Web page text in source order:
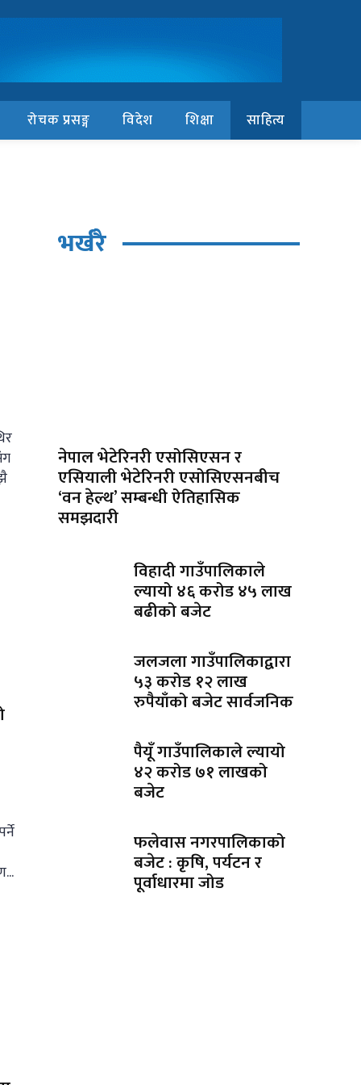
रोचक प्रसङ्ग विदेश शिक्षा साहित्य
भर्खरै
नेपाल भेटेरिनरी एसोसिएसन र
एसियाली भेटेरिनरी एसोसिएसनबीच
‘वन हेल्थ’ सम्बन्धी ऐतिहासिक
समझदारी
विहादी गाउँपालिकाले
ल्यायो ४६ करोड ४५ लाख
बढीको बजेट
जलजला गाउँपालिकाद्वारा
५३ करोड १२ लाख
रुपैयाँको बजेट सार्वजनिक
पैयूँ गाउँपालिकाले ल्यायो
४२ करोड ७१ लाखको
बजेट
फलेवास नगरपालिकाको
बजेट : कृषि, पर्यटन र
पूर्वाधारमा जोड